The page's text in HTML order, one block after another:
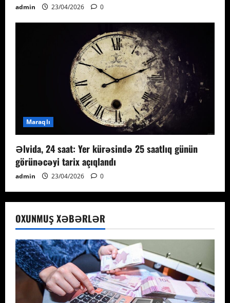
admin 23/04/2026 0
Maraqlı
Əlvida, 24 saat: Yer kürəsində 25 saatlıq günün
görünəcəyi tarix açıqlandı
admin 23/04/2026 0
OXUNMUŞ XƏBƏRLƏR